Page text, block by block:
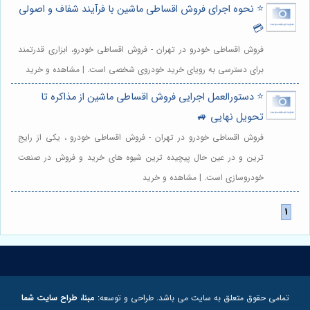
⭐️ نحوه اجرای فروش اقساطی ماشین با فرآیند شفاف و اصولی
💳
فروش اقساطی خودرو در تهران - فروش اقساطی خودرو، ابزاری قدرتمند
برای دسترسی به رویای خرید خودروی شخصی است. | مشاهده و خرید
⭐️ دستورالعمل اجرایی فروش اقساطی ماشین از مذاکره تا
تحویل نهایی 🚙
فروش اقساطی خودرو در تهران - فروش اقساطی خودرو ، یکی از رایج
ترین و در عین حال پیچیده ترین شیوه های خرید و فروش در صنعت
خودروسازی است. | مشاهده و خرید
تمامی حقوق متعلق به سایت می باشد. طراحی و توسعه: مبنا، طراح سایت شما